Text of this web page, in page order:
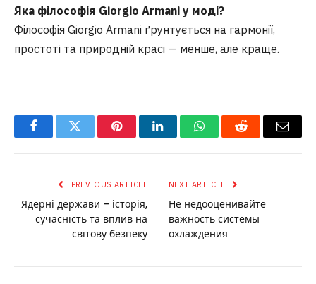
Яка філософія Giorgio Armani у моді?
Філософія Giorgio Armani ґрунтується на гармонії,
простоті та природній красі — менше, але краще.
FacebookTwitter PinterestLinkedInWhatsAppReddit Email
PREVIOUS ARTICLE
Ядерні держави – історія,
сучасність та вплив на
світову безпеку
NEXT ARTICLE
Не недооценивайте
важность системы
охлаждения